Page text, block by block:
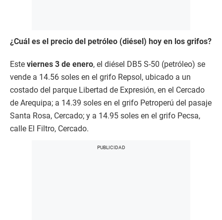
¿Cuál es el precio del petróleo (diésel) hoy en los grifos?
Este viernes 3 de enero, el diésel DB5 S-50 (petróleo) se
vende a 14.56 soles en el grifo Repsol, ubicado a un
costado del parque Libertad de Expresión, en el Cercado
de Arequipa; a 14.39 soles en el grifo Petroperú del pasaje
Santa Rosa, Cercado; y a 14.95 soles en el grifo Pecsa,
calle El Filtro, Cercado.